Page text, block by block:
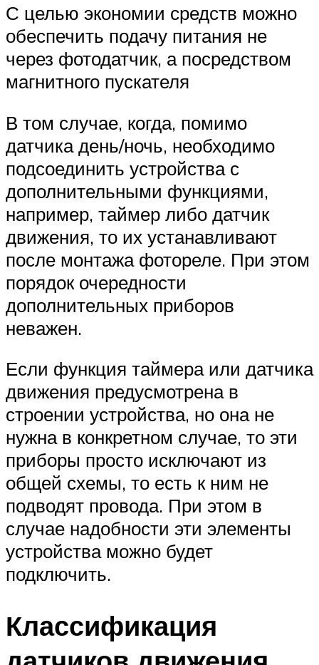
С целью экономии средств можно
обеспечить подачу питания не
через фотодатчик, а посредством
магнитного пускателя
В том случае, когда, помимо
датчика день/ночь, необходимо
подсоединить устройства с
дополнительными функциями,
например, таймер либо датчик
движения, то их устанавливают
после монтажа фотореле. При этом
порядок очередности
дополнительных приборов
неважен.
Если функция таймера или датчика
движения предусмотрена в
строении устройства, но она не
нужна в конкретном случае, то эти
приборы просто исключают из
общей схемы, то есть к ним не
подводят провода. При этом в
случае надобности эти элементы
устройства можно будет
подключить.
Классификация